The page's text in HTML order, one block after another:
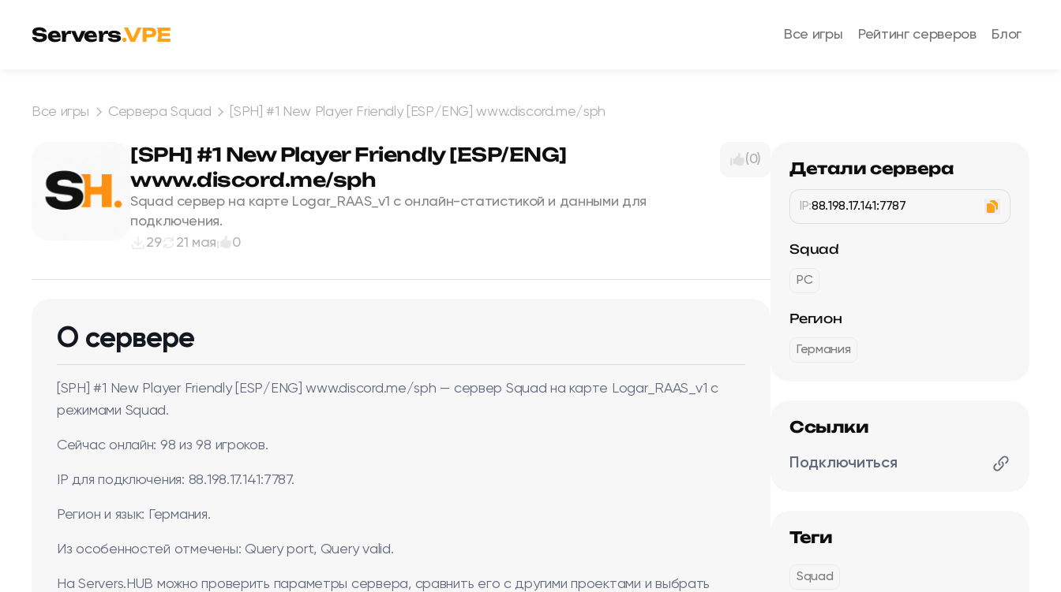
Servers.VPE Все игры Рейтинг серверов Блог
Все игры Сервера Squad [SPH] #1 New Player Friendly [ESP/ENG] www.discord.me/sph
[SPH] #1 New Player Friendly [ESP/ENG]
www.discord.me/sph
Squad сервер на карте Logar_RAAS_v1 с онлайн-статистикой и данными для
подключения.
29
21 мая 0
(0)
О сервере
[SPH] #1 New Player Friendly [ESP/ENG] www.discord.me/sph — сервер Squad на карте Logar_RAAS_v1 с
режимами Squad.
Сейчас онлайн: 98 из 98 игроков.
IP для подключения: 88.198.17.141:7787.
Регион и язык: Германия.
Из особенностей отмечены: Query port, Query valid.
На Servers.HUB можно проверить параметры сервера, сравнить его с другими проектами и выбрать
Детали сервера
IP:88.198.17.141:7787
Squad
PC
Регион
Германия
Ссылки
Подключиться
Теги
Squad